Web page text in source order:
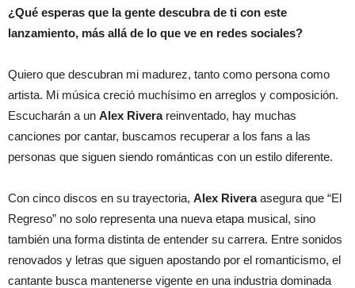
¿Qué esperas que la gente descubra de ti con este
lanzamiento, más allá de lo que ve en redes sociales?
Quiero que descubran mi madurez, tanto como persona como
artista. Mi música creció muchísimo en arreglos y composición.
Escucharán a un Alex Riverareinventado, hay muchas
canciones por cantar, buscamos recuperar a los fans a las
personas que siguen siendo románticas con un estilo diferente.
Con cinco discos en su trayectoria, Alex Riveraasegura que “El
Regreso” no solo representa una nueva etapa musical, sino
también una forma distinta de entender su carrera. Entre sonidos
renovados y letras que siguen apostando por el romanticismo, el
cantante busca mantenerse vigente en una industria dominada